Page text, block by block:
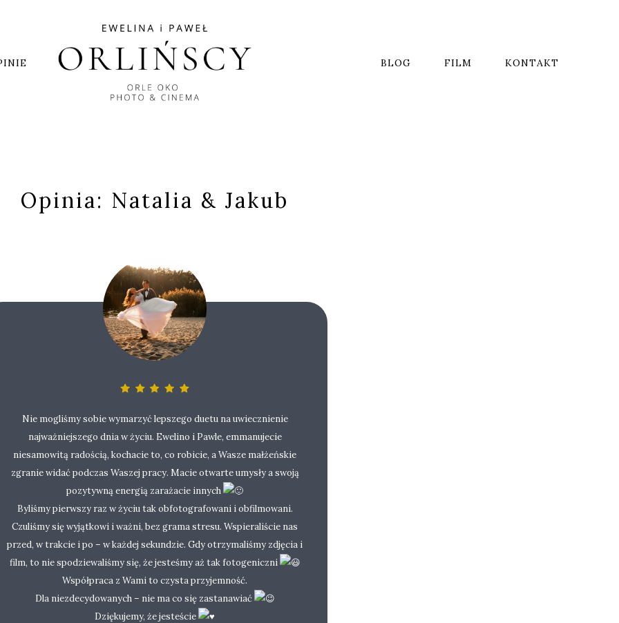
BLOG FILM KONTAKT
Opinia: Natalia & Jakub
Nie mogliśmy sobie wymarzyć lepszego duetu na uwiecznienie
najważniejszego dnia w życiu. Ewelino i Pawle, emmanujecie
niesamowitą radością, kochacie to, co robicie, a Wasze małżeńskie
zgranie widać podczas Waszej pracy. Macie otwarte umysły a swoją
pozytywną energią zarażacie innych
Byliśmy pierwszy raz w życiu tak obfotografowani i obfilmowani.
Czuliśmy się wyjątkowi i ważni, bez grama stresu. Wspieraliście nas
przed, w trakcie i po – w każdej sekundzie. Gdy otrzymaliśmy zdjęcia i
film, to nie spodziewaliśmy się, że jesteśmy aż tak fotogeniczni
Współpraca z Wami to czysta przyjemność.
Dla niezdecydowanych – nie ma co się zastanawiać
Dziękujemy, że jesteście